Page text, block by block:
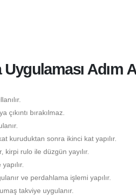
Adım
bırakılmaz.
kuruduktan sonra ikinci kat yapılır.
kirpi rulo ile düzgün yayılır.
ve perdahlama işlemi yapılır.
takviye uygulanır.